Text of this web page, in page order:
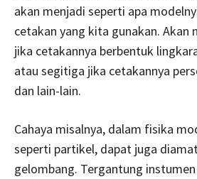
akan menjadi seperti apa
cetakan yang kita gunakan. Akan
jika cetakannya berbentuk
atau segitiga jika cetakannya
dan lain-lain.
Cahaya misalnya, dalam fisika
seperti partikel, dapat juga
gelombang. Tergantung